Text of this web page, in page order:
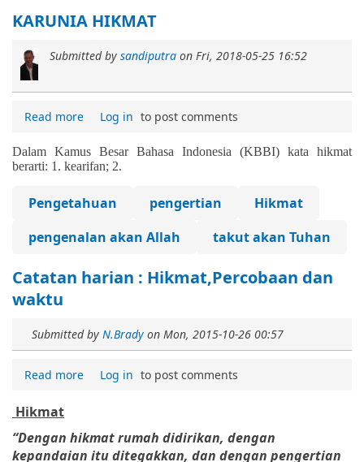
KARUNIA HIKMAT
Submitted by sandiputra on Fri, 2018-05-25 16:52
Read more Log in to post comments
Dalam Kamus Besar Bahasa Indonesia (KBBI) kata hikmat
berarti: 1. kearifan; 2.
Pengetahuan pengertian
Hikmat
pengenalan akan Allah
takut akan Tuhan
Catatan harian : Hikmat,Percobaan dan
waktu
Submitted by N.Brady on Mon, 2015-10-26 00:57
Read more Log in to post comments
Hikmat
“Dengan hikmat rumah didirikan, dengan
kepandaian itu ditegakkan, dan dengan pengertian